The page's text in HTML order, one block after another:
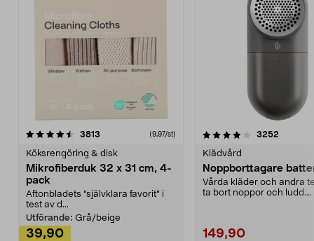
3813 (9,97/st)
Köksrengöring & disk
Mikrofiberduk 32 x 31 cm, 4-
pack
Aftonbladets "självklara favorit” i
test av d...
Utförande: Grå/beige
39,90
4.0av 5 stjärnor 3252
Klädvård
Noppborttagare
Vårda kläder och andra
ta bort noppor och ludd.
149,90
4.5av 5 stjärnor